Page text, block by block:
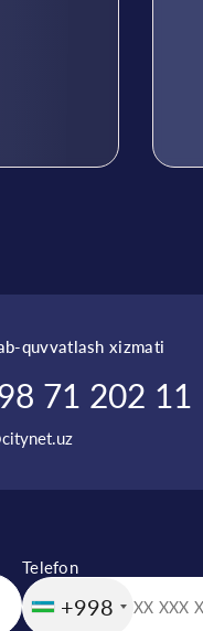
quvvatlash xizmati
71 202 11
Telefon
+998